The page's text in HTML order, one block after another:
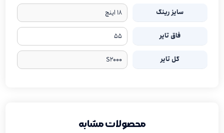
سایز رینگ ۱۸ اینچ
فاق تایر ۵۵
گل تایر S2000
محصولات مشابه